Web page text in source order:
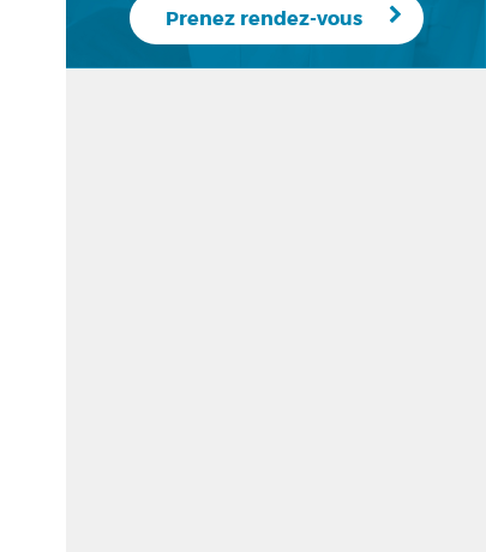
Prenez rendez-vous